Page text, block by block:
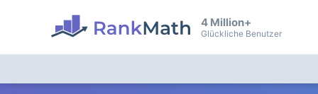
4 Million+
Glückliche Benutzer